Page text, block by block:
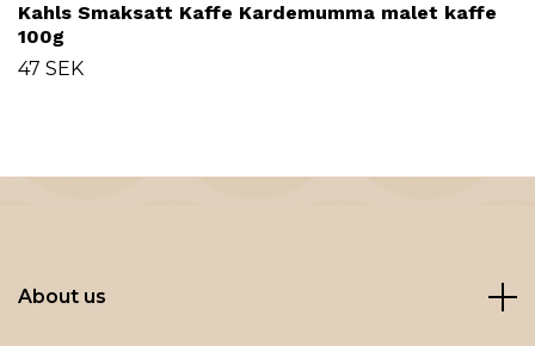
Kahls Smaksatt Kaffe Kardemumma malet kaffe
100g
47 SEK
About us